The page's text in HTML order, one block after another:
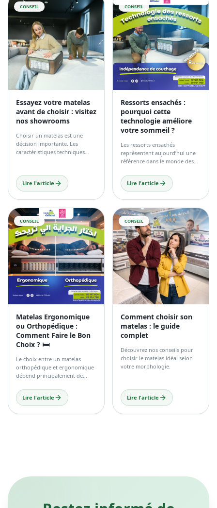
Essayez votre matelas
avant de choisir : visitez
nos showrooms
Choisir un matelas est une
décision importante. Les
caractéristiques techniques
sont utiles, mais rien ne
remplace l’essai réel. C’est
pourquoi nous vous invitons à
tester nos matelas directement
Lire l'article
Ressorts ensachés :
pourquoi cette
technologie améliore
votre sommeil ?
Les ressorts ensachés
représentent aujourd’hui une
référence dans le monde des
matelas en Tunisie. Grâce à leur
technologie avancée, ils
permettent de profiter d’un
plus reposant. 🛏️ Un meilleur
sommeil commence par une
meilleure technologie.
CONSEIL
Matelas Ergonomique
ou Orthopédique :
Comment Faire le Bon
Choix ? 🛏️
Le choix entre un matelas
orthopédique et ergonomique
dépend principalement de
votre confort personnel, de
votre morphologie et de vos
habitudes de sommeil.
CONSEIL
Comment choisir son
matelas : le guide
complet
Découvrez nos conseils pour
choisir le matelas idéal selon
votre morphologie.
Lire l'article
Restez informé de
directement dans votre boîte mail.